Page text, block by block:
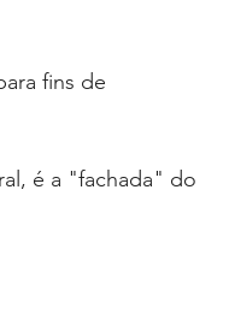
fins de
é a "fachada" do